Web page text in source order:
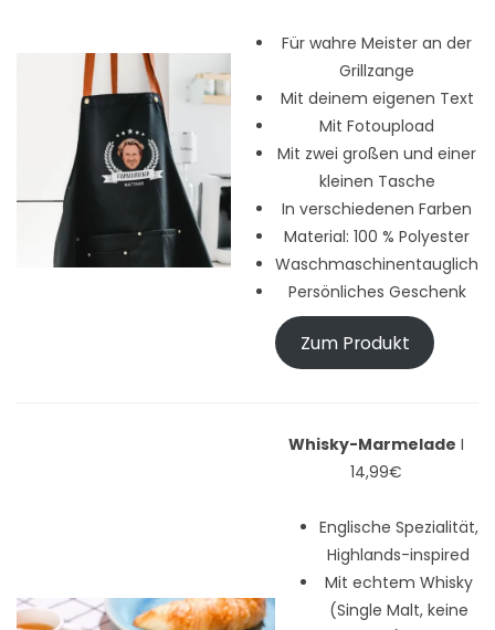
Für wahre Meister an der
Grillzange
Mit deinem eigenen Text
Mit Fotoupload
Mit zwei großen und einer
kleinen Tasche
In verschiedenen Farben
Material: 100 % Polyester
Waschmaschinentauglich
Persönliches Geschenk
Zum Produkt
Whisky-Marmelade I
14,99€
Englische Spezialität,
Highlands-inspired
Mit echtem Whisky
(Single Malt, keine